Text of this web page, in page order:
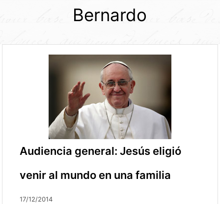
Bernardo
Audiencia general: Jesús eligió
venir al mundo en una familia
17/12/2014